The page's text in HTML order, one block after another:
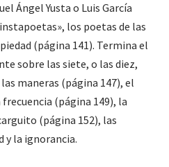
Ángel Yusta o Luis García
los poetas de las
(página 141). Termina el
sobre las siete, o las diez,
maneras (página 147), el
(página 149), la
(página 152), las
y la ignorancia.